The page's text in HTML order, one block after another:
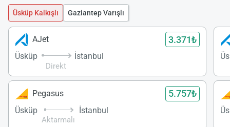
Üsküp Kalkışlı Gaziantep Varışlı
AJet 3.371₺
Üsküp
Direkt
İstanbul
Pegasus 5.757₺
Üsküp
Aktarmalı
İstanbul